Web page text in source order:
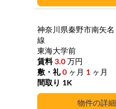
詳細
神奈川県秦野市南矢名
線
東海大学前
3.0 万円
0 ヶ月 1 ヶ月
1K